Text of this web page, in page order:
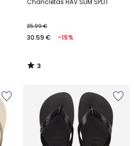
Chancletas HAV SLIM SPLIT
35.99 €
30.59 € -15%
3
/